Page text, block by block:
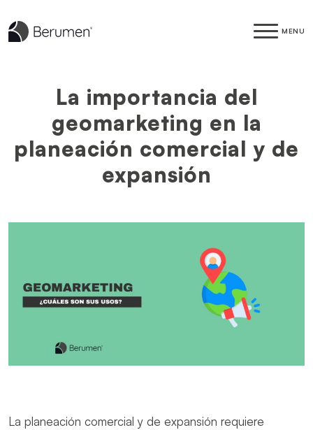
MENU
La importancia del
geomarketing en la
planeación comercial y de
expansión
La planeación comercial y de expansión requiere